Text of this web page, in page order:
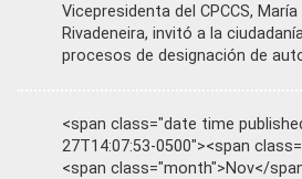
Vicepresidenta del CPCCS, María
Rivadeneira, invitó a la
procesos de designación de
<span class="date time
27T14:07:53-0500"><span
<span class="month">Nov</